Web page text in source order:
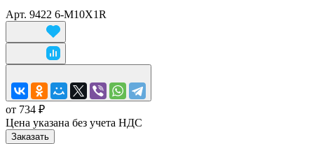
Арт. 9422 6-M10X1R
от 734 ₽
Цена указана без учета НДС
Заказать